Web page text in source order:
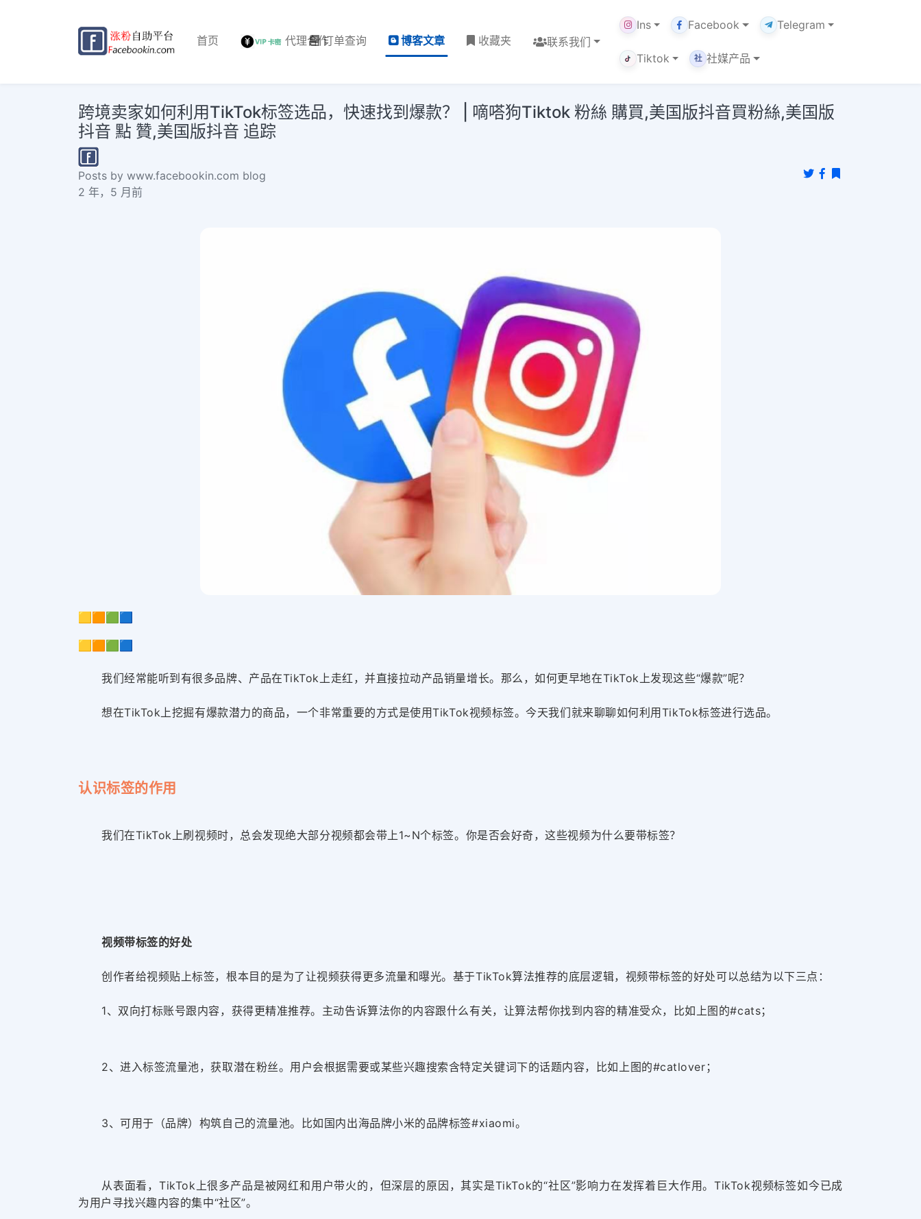
首页 代理合作订单查询 博客文章 收藏夹 联系我们
Ins Facebook Telegram
Tiktok 社 社媒产品
跨境卖家如何利用TikTok标签选品，快速找到爆款？ | 嘀嗒狗Tiktok 粉絲 購買,美国版抖音買粉絲,美国版
抖音 點 贊,美国版抖音 追踪
Posts by www.facebookin.com blog
2 年，5 月前
🟨🟧🟩🟦
🟨🟧🟩🟦
我们经常能听到有很多品牌、产品在TikTok上走红，并直接拉动产品销量增长。那么，如何更早地在TikTok上发现这些“爆款”呢？
想在TikTok上挖掘有爆款潜力的商品，一个非常重要的方式是使用TikTok视频标签。今天我们就来聊聊如何利用TikTok标签进行选品。
认识标签的作用
我们在TikTok上刷视频时，总会发现绝大部分视频都会带上1~N个标签。你是否会好奇，这些视频为什么要带标签？
视频带标签的好处
创作者给视频贴上标签，根本目的是为了让视频获得更多流量和曝光。基于TikTok算法推荐的底层逻辑，视频带标签的好处可以总结为以下三点：
1、双向打标账号跟内容，获得更精准推荐。主动告诉算法你的内容跟什么有关，让算法帮你找到内容的精准受众，比如上图的#cats；
2、进入标签流量池，获取潜在粉丝。用户会根据需要或某些兴趣搜索含特定关键词下的话题内容，比如上图的#catlover；
3、可用于 （品牌） 构筑自己的流量池。比如国内出海品牌小米的品牌标签#xiaomi。
从表面看，TikTok上很多产品是被网红和用户带火的，但深层的原因，其实是TikTok的“社区”影响力在发挥着巨大作用。TikTok视频标签如今已成
为用户寻找兴趣内容的集中“社区”。